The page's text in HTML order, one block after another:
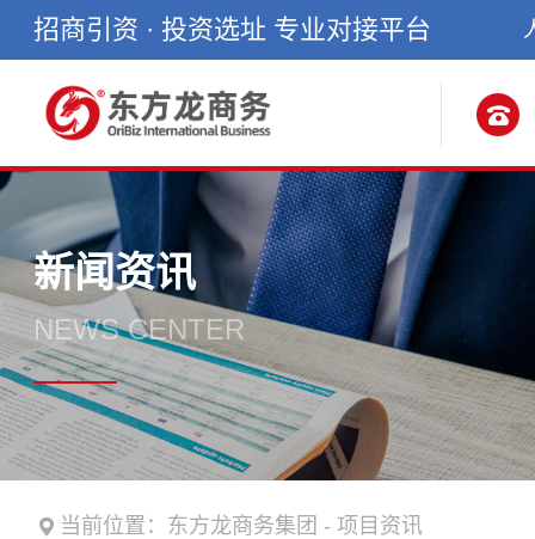
招商引资 · 投资选址 专业对接平台
新闻资讯
NEWS CENTER
当前位置： 东方龙商务集团 - 项目资讯